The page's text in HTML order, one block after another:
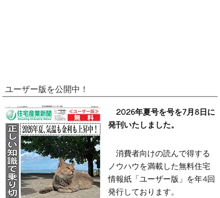
ユーザー版を公開中！
2026年夏号を号を7月8日に
発刊いたしました。
消費者向けの読んで得する
ノウハウを満載した無料住宅
情報紙「ユーザー版」を年4回
発行しております。